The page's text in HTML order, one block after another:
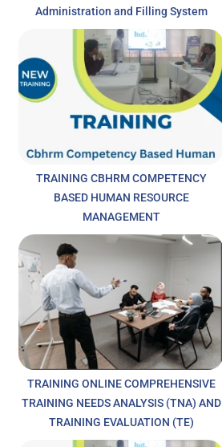
Administration and Filling System
TRAINING CBHRM COMPETENCY
BASED HUMAN RESOURCE
MANAGEMENT
TRAINING ONLINE COMPREHENSIVE
TRAINING NEEDS ANALYSIS (TNA) AND
TRAINING EVALUATION (TE)